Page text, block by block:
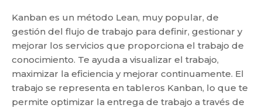
Kanban es un método Lean, muy popular, de
gestión del flujo de trabajo para definir, gestionar y
mejorar los servicios que proporciona el trabajo de
conocimiento. Te ayuda a visualizar el trabajo,
maximizar la eficiencia y mejorar continuamente. El
trabajo se representa en tableros Kanban, lo que te
permite optimizar la entrega de trabajo a través de